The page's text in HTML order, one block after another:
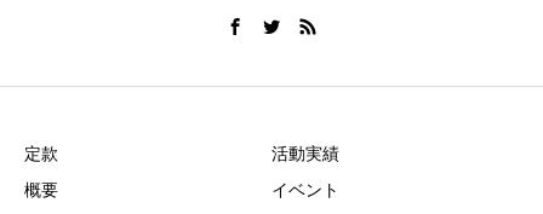
定款
概要
活動実績
イベント